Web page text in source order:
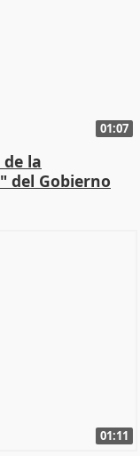
01:07
la
del Gobierno
01:11